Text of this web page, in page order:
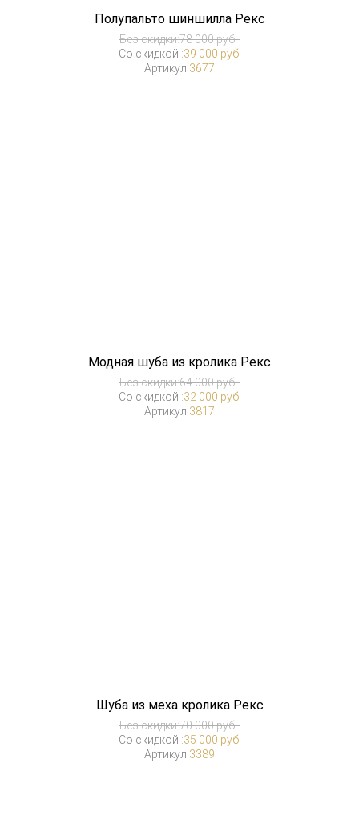
Полупальто шиншилла Рекс
Без скидки:78 000 руб.
Со скидкой :39 000 руб.
Артикул:3677
Модная шуба из кролика Рекс
Без скидки:64 000 руб.
Со скидкой :32 000 руб.
Артикул:3817
Шуба из меха кролика Рекс
Без скидки:70 000 руб.
Со скидкой :35 000 руб.
Артикул:3389